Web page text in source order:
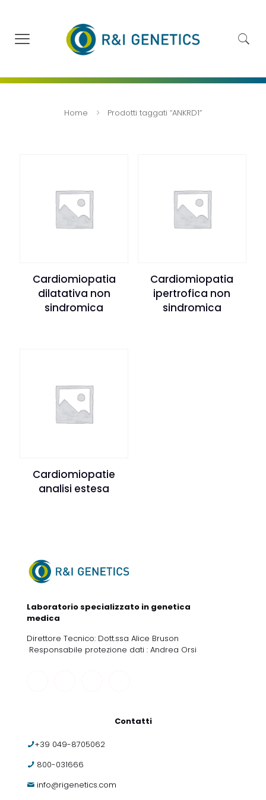
Home Prodotti taggati “ANKRD1”
Cardiomiopatia
dilatativa non
sindromica
Cardiomiopatia
ipertrofica non
sindromica
Cardiomiopatie
analisi estesa
Laboratorio specializzato in genetica
medica
Direttore Tecnico: Dott.ssa Alice Bruson
Responsabile protezione dati : Andrea Orsi
Contatti
+39 049-8705062
800-031666
info@rigenetics.com